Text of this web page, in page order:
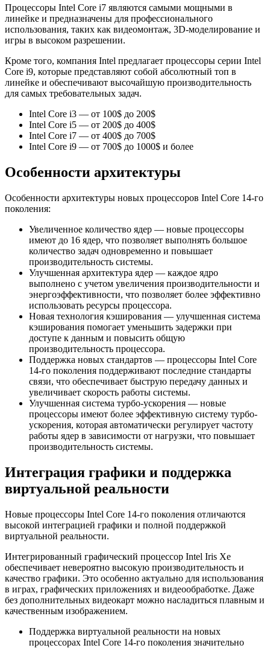
Процессоры Intel Core i7 являются самыми мощными в
линейке и предназначены для профессионального
использования, таких как видеомонтаж, 3D-моделирование и
игры в высоком разрешении.
Кроме того, компания Intel предлагает процессоры серии Intel
Core i9, которые представляют собой абсолютный топ в
линейке и обеспечивают высочайшую производительность
для самых требовательных задач.
Intel Core i3 — от 100$ до 200$
Intel Core i5 — от 200$ до 400$
Intel Core i7 — от 400$ до 700$
Intel Core i9 — от 700$ до 1000$ и более
Особенности архитектуры
Особенности архитектуры новых процессоров Intel Core 14-го
поколения:
Увеличенное количество ядер — новые процессоры
имеют до 16 ядер, что позволяет выполнять большое
количество задач одновременно и повышает
производительность системы.
Улучшенная архитектура ядер — каждое ядро
выполнено с учетом увеличения производительности и
энергоэффективности, что позволяет более эффективно
использовать ресурсы процессора.
Новая технология кэширования — улучшенная система
кэширования помогает уменьшить задержки при
доступе к данным и повысить общую
производительность процессора.
Поддержка новых стандартов — процессоры Intel Core
14-го поколения поддерживают последние стандарты
связи, что обеспечивает быструю передачу данных и
увеличивает скорость работы системы.
Улучшенная система турбо-ускорения — новые
процессоры имеют более эффективную систему турбо-
ускорения, которая автоматически регулирует частоту
работы ядер в зависимости от нагрузки, что повышает
производительность системы.
Интеграция графики и поддержка
виртуальной реальности
Новые процессоры Intel Core 14-го поколения отличаются
высокой интеграцией графики и полной поддержкой
виртуальной реальности.
Интегрированный графический процессор Intel Iris Xe
обеспечивает невероятно высокую производительность и
качество графики. Это особенно актуально для использования
в играх, графических приложениях и видеообработке. Даже
без дополнительных видеокарт можно насладиться плавным и
качественным изображением.
Поддержка виртуальной реальности на новых
процессорах Intel Core 14-го поколения значительно